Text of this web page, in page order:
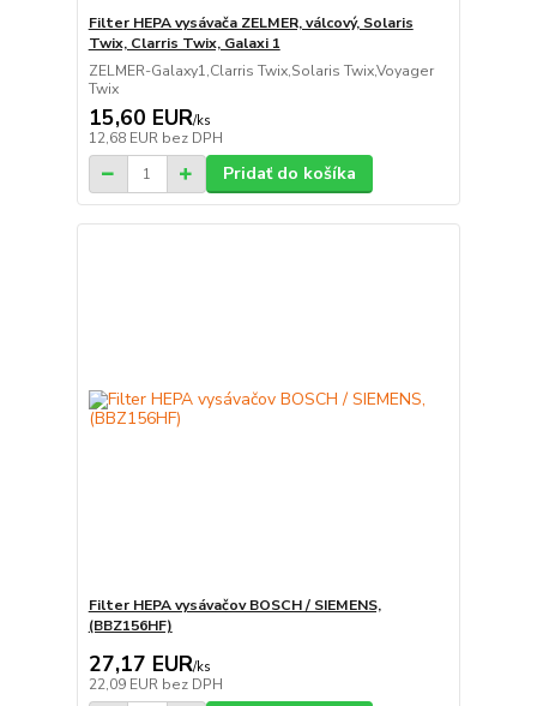
Filter HEPA vysávača ZELMER, válcový, Solaris
Twix, Clarris Twix, Galaxi 1
ZELMER-Galaxy1,Clarris Twix,Solaris Twix,Voyager
Twix
15,60 EUR/ks
12,68 EUR bez DPH
Pridať do košíka
Filter HEPA vysávačov BOSCH / SIEMENS,
(BBZ156HF)
27,17 EUR/ks
22,09 EUR bez DPH